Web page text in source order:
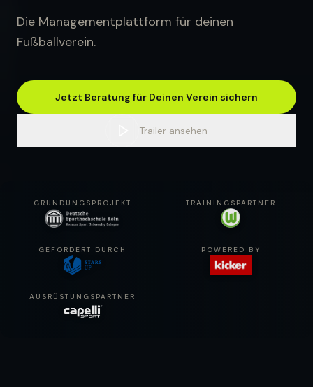
Die Managementplattform für deinen
Fußballverein.
Jetzt Beratung für Deinen Verein sichern
Trailer ansehen
GRÜNDUNGSPROJEKT TRAININGSPARTNER
GEFÖRDERT DURCH POWERED BY
AUSRÜSTUNGSPARTNER